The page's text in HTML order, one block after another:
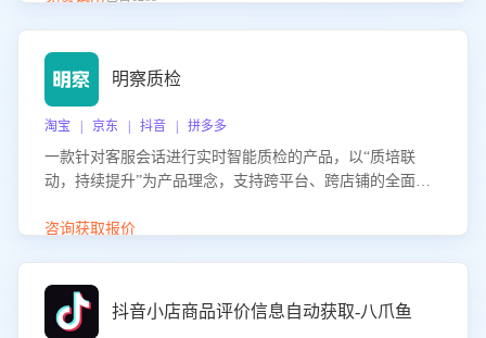
明察质检
淘宝 | 京东 | 抖音 | 拼多多
一款针对客服会话进行实时智能质检的产品，以“质培联
动，持续提升”为产品理念，支持跨平台、跨店铺的全面、
升客服团队的销服能力。
咨询获取报价
抖音小店商品评价信息自动获取-八爪鱼